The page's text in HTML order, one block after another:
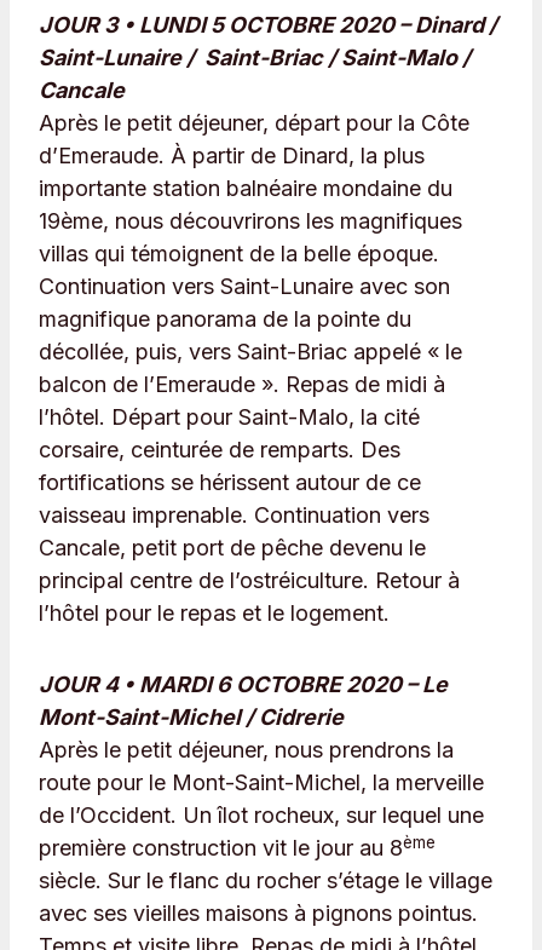
JOUR 3 • LUNDI 5 OCTOBRE 2020 – Dinard /
Saint-Lunaire / Saint-Briac / Saint-Malo /
Cancale
Après le petit déjeuner, départ pour la Côte
d’Emeraude. À partir de Dinard, la plus
importante station balnéaire mondaine du
19ème, nous découvrirons les magnifiques
villas qui témoignent de la belle époque.
Continuation vers Saint-Lunaire avec son
magnifique panorama de la pointe du
décollée, puis, vers Saint-Briac appelé « le
balcon de l’Emeraude ». Repas de midi à
l’hôtel. Départ pour Saint-Malo, la cité
corsaire, ceinturée de remparts. Des
fortifications se hérissent autour de ce
vaisseau imprenable. Continuation vers
Cancale, petit port de pêche devenu le
principal centre de l’ostréiculture. Retour à
l’hôtel pour le repas et le logement.
JOUR 4 • MARDI 6 OCTOBRE 2020 – Le
Mont-Saint-Michel / Cidrerie
Après le petit déjeuner, nous prendrons la
route pour le Mont-Saint-Michel, la merveille
de l’Occident. Un îlot rocheux, sur lequel une
première construction vit le jour au 8ème
siècle. Sur le flanc du rocher s’étage le village
avec ses vieilles maisons à pignons pointus.